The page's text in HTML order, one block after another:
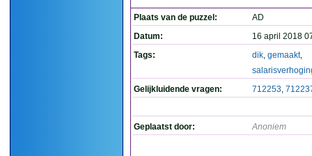
Plaats van de puzzel:
AD
Datum:
16 april 2018
Tags:
dik, gemaakt,
Gelijkluidende vragen:
712253,
Geplaatst door: Anoniem